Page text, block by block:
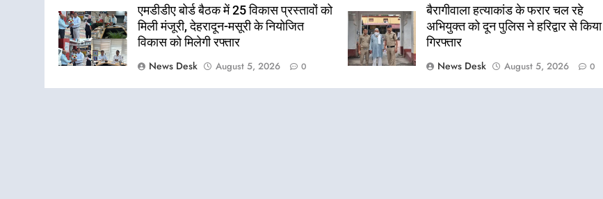
एमडीडीए बोर्ड बैठक में 25 विकास प्रस्तावों को
मिली मंजूरी, देहरादून-मसूरी के नियोजित
विकास को मिलेगी रफ्तार
News Desk
August 5, 2026 0
बैरागीवाला हत्याकांड के फरार चल रहे
अभियुक्त को दून पुलिस ने हरिद्वार से किया
गिरफ्तार
News Desk
August 5, 2026 0